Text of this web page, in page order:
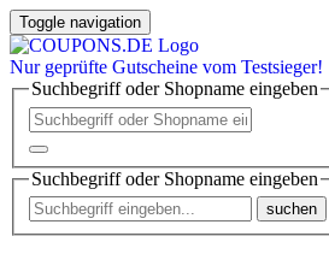
Toggle navigation
Nur geprüfte Gutscheine vom Testsieger!
Suchbegriff oder Shopname eingeben
Suchbegriff oder Shopname eingeben
suchen